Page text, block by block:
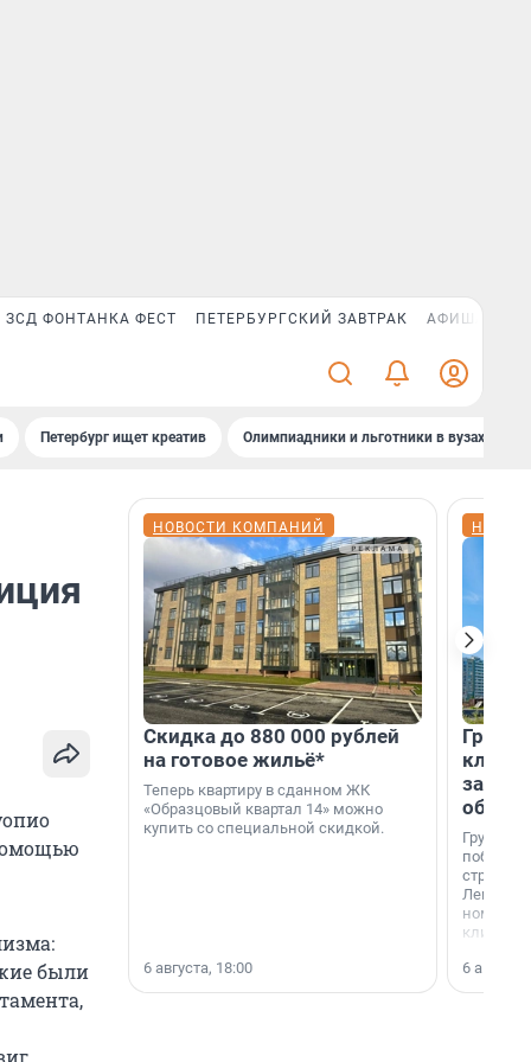
ЗСД ФОНТАНКА ФЕСТ ПЕТЕРБУРГСКИЙ ЗАВТРАК АФИША PLUS
Петербург ищет креатив Олимпиадники и льготники в вузах СПб
были
НОВОСТИ КОМПАНИЙ
Скидка до 880 000 рублей
на готовое жильё*
Теперь квартиру в сданном ЖК
«Образцовый квартал 14» можно
купить со специальной скидкой.
6 августа, 18:00
Группа
области».
6